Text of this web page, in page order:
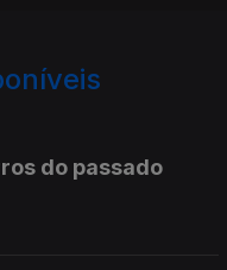
do passado